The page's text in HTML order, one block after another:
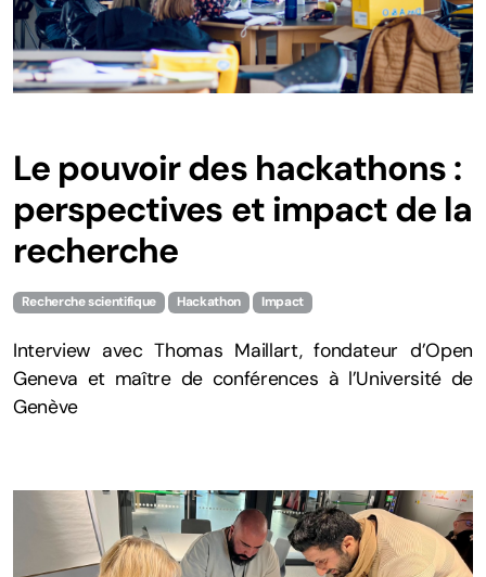
Le pouvoir des hackathons :
perspectives et impact de la
recherche
Recherche scientifique Hackathon Impact
Interview avec Thomas Maillart, fondateur d’Open
Geneva et maître de conférences à l’Université de
Genève